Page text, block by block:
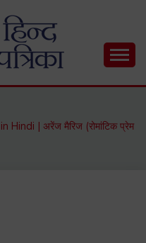
Inspirational Stories, Hindi
| अरेंज मैरिज (रोमांटिक प्रेम